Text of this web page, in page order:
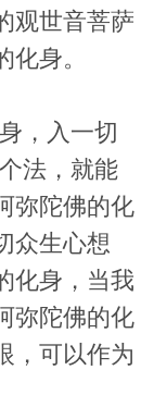
观世音菩萨
身。
，入一切
法，就能
弥陀佛的化
众生心想
化身，当我
弥陀佛的化
，可以作为